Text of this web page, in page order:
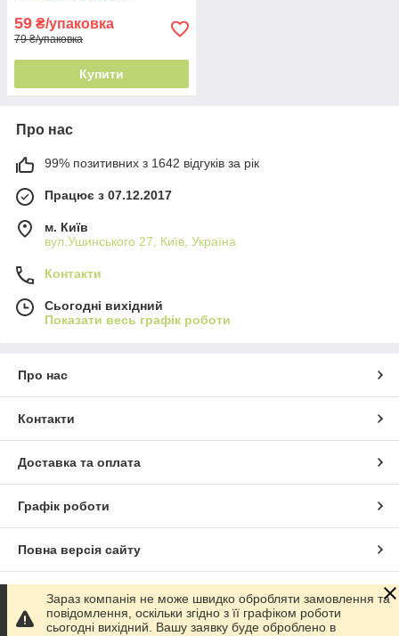
59 ₴/упаковка
79 ₴/упаковка
Купити
Про нас
99% позитивних з 1642 відгуків за рік
Працює з 07.12.2017
м. Київ
вул.Ушинського 27, Київ, Україна
Контакти
Сьогодні вихідний
Показати весь графік роботи
Про нас
Контакти
Доставка та оплата
Графік роботи
Повна версія сайту
Сайт створено на маркетплейсі Prom.ua
Зараз компанія не може швидко обробляти замовлення та
повідомлення, оскільки згідно з її графіком роботи
сьогодні вихідний. Вашу заявку буде оброблено в